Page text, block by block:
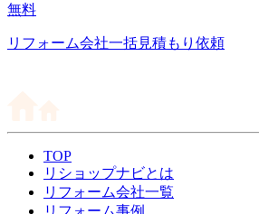
無料
リフォーム会社一括見積もり依頼
TOP
リショップナビとは
リフォーム会社一覧
リフォーム事例